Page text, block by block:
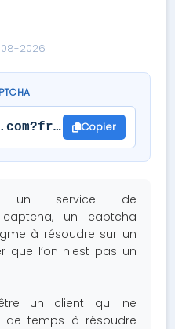
2026
Copier
service de
un captcha
à résoudre sur un
que l’on n'est pas un
un client qui ne
de temps à résoudre